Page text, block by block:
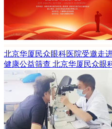
北京华厦民众眼科医院受邀走
健康公益筛查 北京华厦民众眼